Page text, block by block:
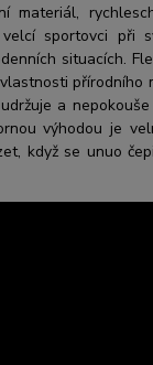
materiál,
sportovci při
situacích.
přírodního
a
výhodou je
když se unuo